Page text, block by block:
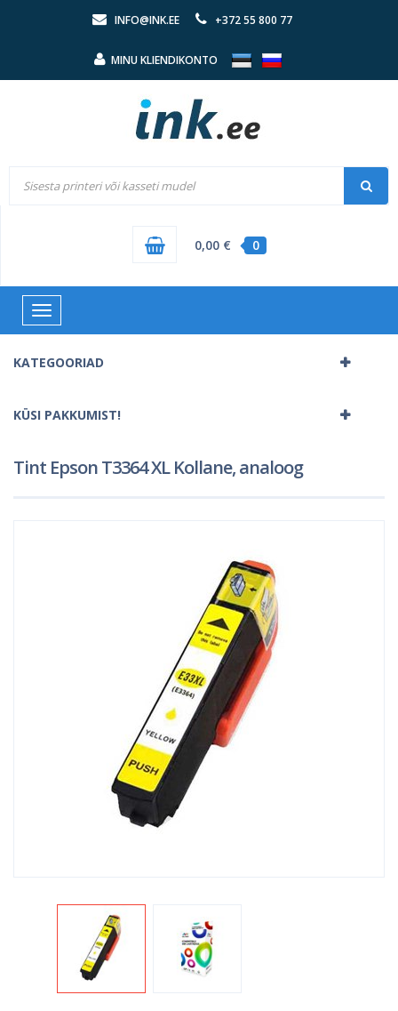
INFO@INK.EE +372 55 800 77
MINU KLIENDIKONTO
0
0,00 €
Toggle
navigation
KATEGOORIAD
KÜSI PAKKUMIST!
Tint Epson T3364 XL Kollane, analoog